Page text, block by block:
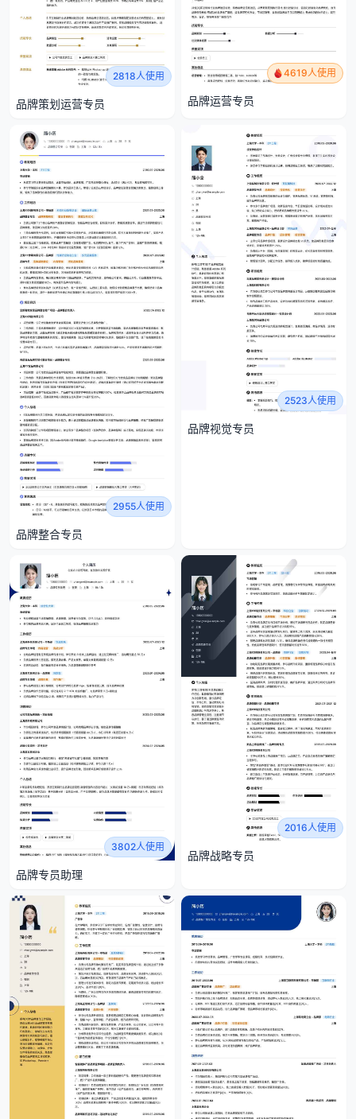
2818人使用
品牌策划运营专员
4619人使用
品牌运营专员
2955人使用
品牌整合专员
2523人使用
品牌视觉专员
3802人使用
品牌专员助理
2016人使用
品牌战略专员